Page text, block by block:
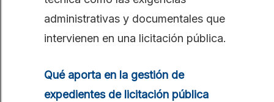
administrativas y documentales que
intervienen en una licitación pública.
Qué aporta en la gestión de
expedientes de licitación pública